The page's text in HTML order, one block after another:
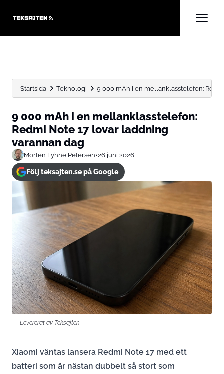
Startsida Teknologi 9 000 mAh i en mellanklasstelefon: Redmi
9 000 mAh i en mellanklasstelefon:
Redmi Note 17 lovar laddning
varannan dag
Morten Lyhne Petersen•26 juni 2026
Följ teksajten.se på Google
Levererat av Teksajten
Xiaomi väntas lansera Redmi Note 17 med ett
batteri som är nästan dubbelt så stort som